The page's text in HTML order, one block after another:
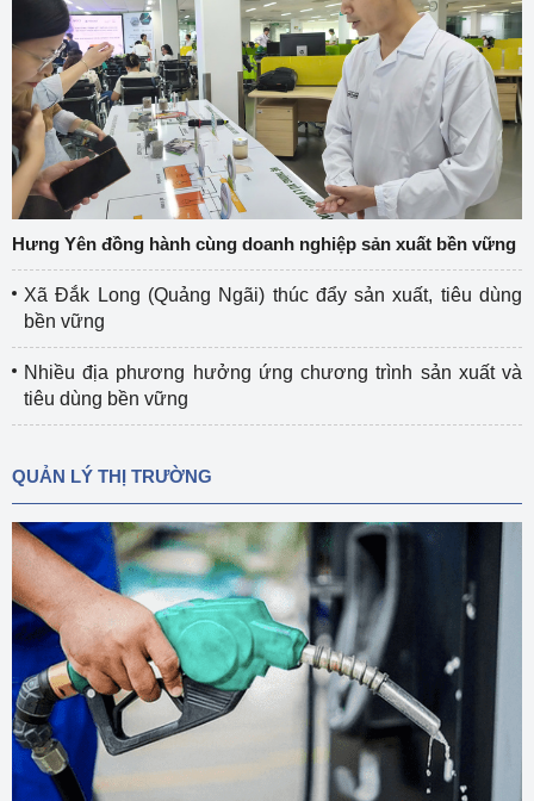
Hưng Yên đồng hành cùng doanh nghiệp sản xuất bền vững
Xã Đắk Long (Quảng Ngãi) thúc đẩy sản xuất, tiêu dùng
bền vững
Nhiều địa phương hưởng ứng chương trình sản xuất và
tiêu dùng bền vững
QUẢN LÝ THỊ TRƯỜNG